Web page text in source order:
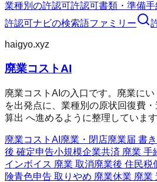
業種別の許認可許認可書類・準備手
許認可ナビの検索語ファミリー
haigyo.xyz
廃業コストAI
廃業コストAIの入口です。廃業に
を出発点に、業種別の原状回復費
算出 へ進めるように整理しています
廃業コストAI 廃業・閉店廃業届 書
後 確定申告小規模企業共済 廃業 手
インボイス 廃業 取消廃業後 住民税
険青色申告 取りやめ 廃業休業 廃業